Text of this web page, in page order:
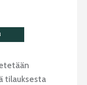
tilauksesta